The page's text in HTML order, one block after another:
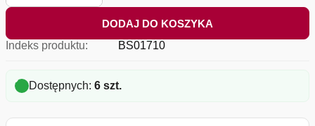
DODAJ DO KOSZYKA
Indeks produktu:
BS01710
Dostępnych: 6 szt.